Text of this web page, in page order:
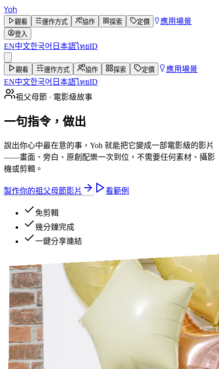
Yoh
觀看 運作方式 協作 探索 定價 應用場景
登入
EN中文한국어 日本語ไทยID
觀看 運作方式 協作 探索 定價
應用場景
EN中文한국어 日本語ไทยID
祖父母節 · 電影級故事
一句指令，做出
說出你心中最在意的事，Yoh 就能把它變成一部電影級的影片
——畫面、旁白、原創配樂一次到位，不需要任何素材、攝影
機或剪輯。
製作你的祖父母節影片 看範例
免剪輯
幾分鐘完成
一鍵分享連結